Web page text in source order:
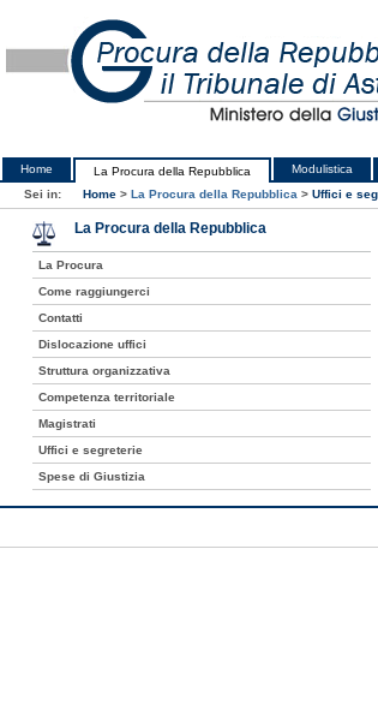
Home La Procura della Repubblica Modulistica
Sei in:
Home > La Procura della Repubblica > Uffici e
La Procura della Repubblica
La Procura
Come raggiungerci
Contatti
Dislocazione uffici
Struttura organizzativa
Competenza territoriale
Magistrati
Uffici e segreterie
Spese di Giustizia